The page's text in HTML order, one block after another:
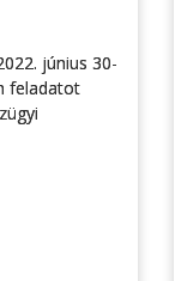
június 30-
feladatot